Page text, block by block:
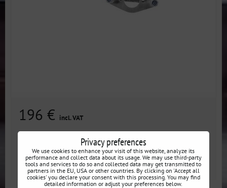
196 € incl. VAT
3 jours
pcs AJOUTER AU PANIER
Privacy preferences
We use cookies to enhance your visit of this website, analyze its
performance and collect data about its usage. We may use third-party
tools and services to do so and collected data may get transmitted to
partners in the EU, USA or other countries. By clicking on 'Accept all
cookies' you declare your consent with this processing. You may find
detailed information or adjust your preferences below.